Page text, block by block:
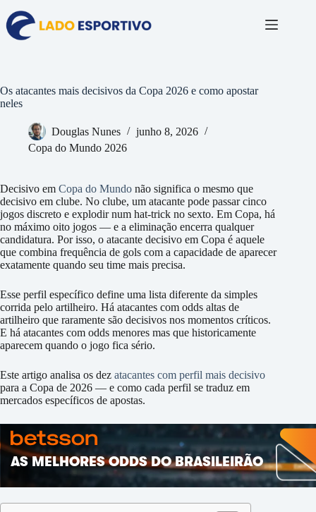
para
conteúdo
Os atacantes mais decisivos da Copa 2026 e como apostar
neles
Douglas Nunes
junho 8, 2026
Copa do Mundo 2026
Decisivo em Copa do Mundo não significa o mesmo que
decisivo em clube. No clube, um atacante pode passar cinco
jogos discreto e explodir num hat-trick no sexto. Em Copa, há
no máximo oito jogos — e a eliminação encerra qualquer
candidatura. Por isso, o atacante decisivo em Copa é aquele
que combina frequência de gols com a capacidade de aparecer
exatamente quando seu time mais precisa.
Esse perfil específico define uma lista diferente da simples
corrida pelo artilheiro. Há atacantes com odds altas de
artilheiro que raramente são decisivos nos momentos críticos.
E há atacantes com odds menores mas que historicamente
aparecem quando o jogo fica sério.
Este artigo analisa os dez atacantes com perfil mais decisivo
para a Copa de 2026 — e como cada perfil se traduz em
mercados específicos de apostas.